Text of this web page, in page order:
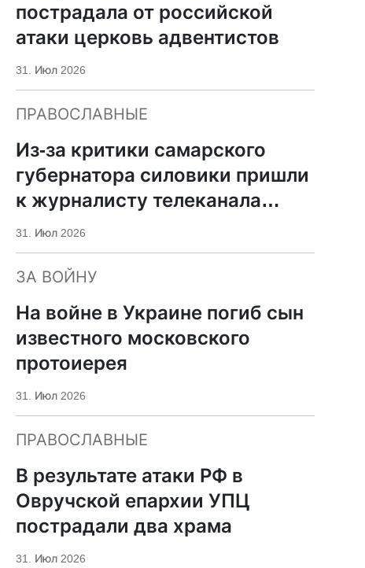
пострадала от российской
атаки церковь адвентистов
31. Июл 2026
ПРАВОСЛАВНЫЕ
Из-за критики самарского
губернатора силовики пришли
к журналисту телеканала
«Царьград»
31. Июл 2026
ЗА ВОЙНУ
На войне в Украине погиб сын
известного московского
протоиерея
31. Июл 2026
ПРАВОСЛАВНЫЕ
В результате атаки РФ в
Овручской епархии УПЦ
пострадали два храма
31. Июл 2026